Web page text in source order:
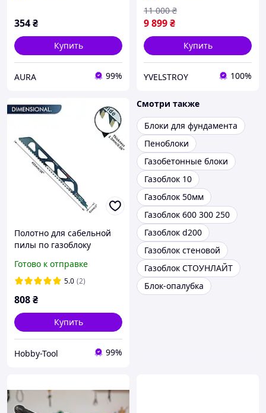
354₴
Купить
AURA 99%
9 899₴
11 000 ₴
Купить
YVELSTROY 100%
Полотно для сабельной
пилы по газоблоку
Готово к отправке
5.0 (2)
808₴
Купить
Hobby-Tool 99%
Смотри также
Блоки для фундамента
Пеноблоки
Газобетонные блоки
Газоблок 10
Газоблок 50мм
Газоблок 600 300 250
Газоблок d200
Газоблок стеновой
Газоблок СТОУНЛАЙТ
Блок-опалубка